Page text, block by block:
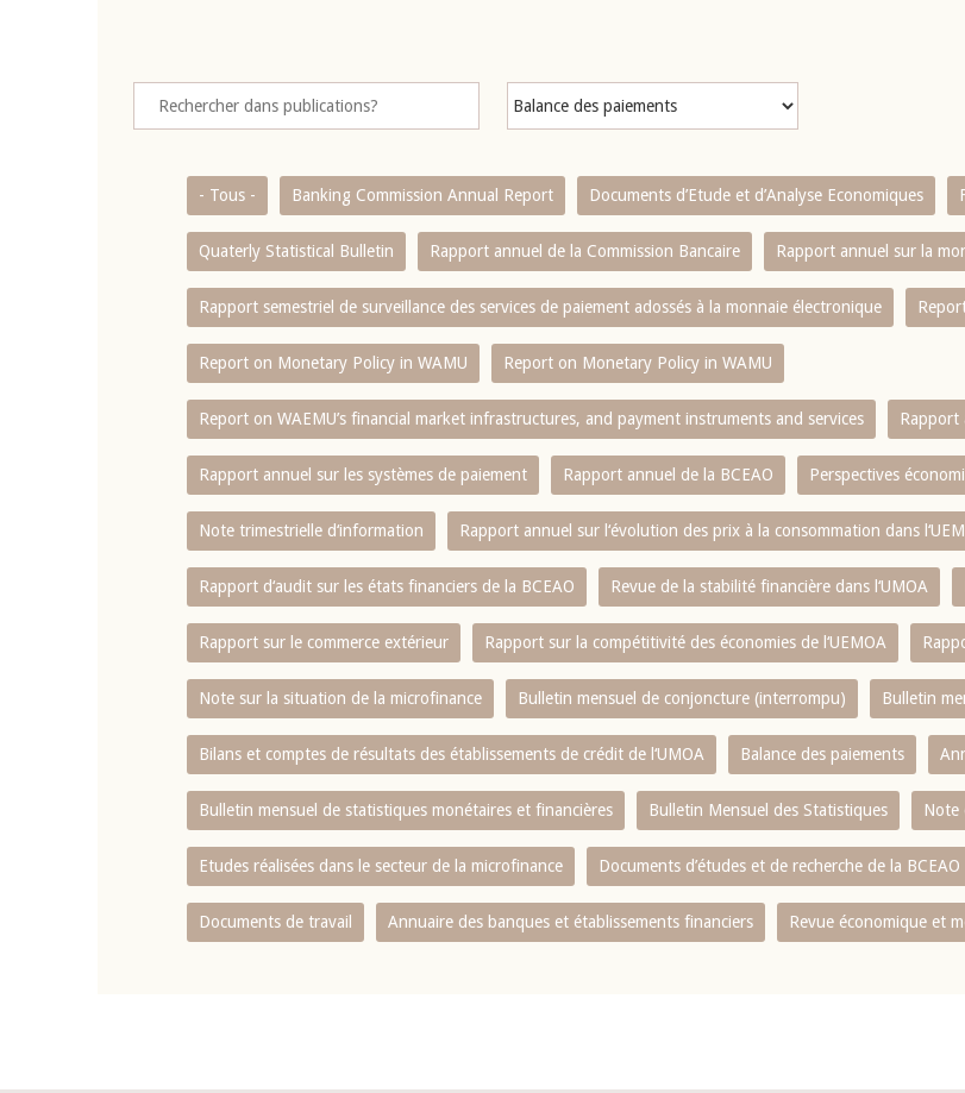
- Tous - Banking Commission Annual Report Documents d’Etude et d’Analyse Economiques
Quaterly Statistical Bulletin Rapport annuel de la Commission Bancaire Rapport annuel sur la
Rapport semestriel de surveillance des services de paiement adossés à la monnaie électronique
Report on Monetary Policy in WAMU Report on Monetary Policy in WAMU
Report on WAEMU’s financial market infrastructures, and payment instruments and services Rapport
Rapport annuel sur les systèmes de paiement Rapport annuel de la BCEAO Perspectives
Note trimestrielle d‘information Rapport annuel sur l‘évolution des prix à la consommation dans
Rapport d‘audit sur les états financiers de la BCEAO Revue de la stabilité financière dans l‘UMOA
Rapport sur le commerce extérieur Rapport sur la compétitivité des économies de l‘UEMOA
Note sur la situation de la microfinance Bulletin mensuel de conjoncture (interrompu) Bulletin
Bilans et comptes de résultats des établissements de crédit de l‘UMOA Balance des paiements
Bulletin mensuel de statistiques monétaires et financières Bulletin Mensuel des Statistiques Note
Etudes réalisées dans le secteur de la microfinance Documents d’études et de recherche de la BCEAO
Documents de travail Annuaire des banques et établissements financiers Revue économique et